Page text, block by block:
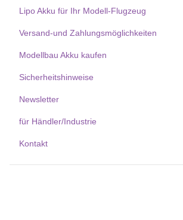
Lipo Akku für Ihr Modell-Flugzeug
Versand-und Zahlungsmöglichkeiten
Modellbau Akku kaufen
Sicherheitshinweise
Newsletter
für Händler/Industrie
Kontakt